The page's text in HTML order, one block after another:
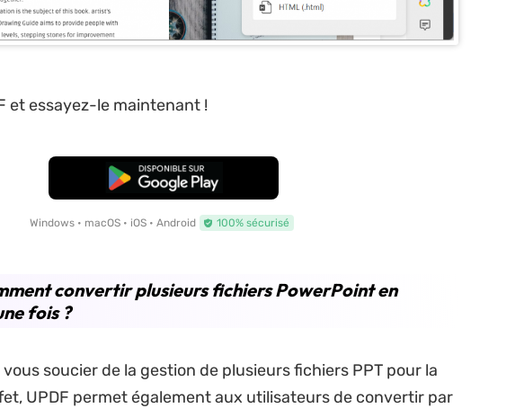
et essayez-le maintenant !
TÉLÉCHARGER
Windows • macOS • iOS • Android 100% sécurisé
convertir plusieurs fichiers PowerPoint en
fois ?
vous soucier de la gestion de plusieurs fichiers PPT pour la
UPDF permet également aux utilisateurs de convertir par